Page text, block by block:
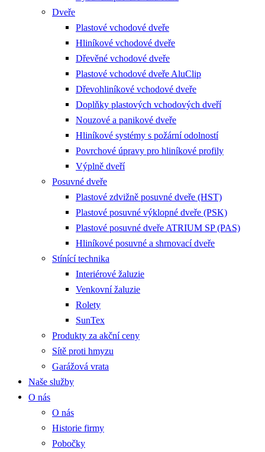
Dveře
Plastové vchodové dveře
Hliníkové vchodové dveře
Dřevěné vchodové dveře
Plastové vchodové dveře AluClip
Dřevohliníkové vchodové dveře
Doplňky plastových vchodových dveří
Nouzové a panikové dveře
Hliníkové systémy s požární odolností
Povrchové úpravy pro hliníkové profily
Výplně dveří
Posuvné dveře
Plastové zdvižně posuvné dveře (HST)
Plastové posuvné výklopné dveře (PSK)
Plastové posuvné dveře ATRIUM SP (PAS)
Hliníkové posuvné a shrnovací dveře
Stínící technika
Interiérové žaluzie
Venkovní žaluzie
Rolety
SunTex
Produkty za akční ceny
Sítě proti hmyzu
Garážová vrata
Naše služby
O nás
O nás
Historie firmy
Pobočky